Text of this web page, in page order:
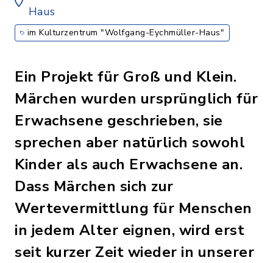
Haus
im Kulturzentrum "Wolfgang-Eychmüller-Haus"
Ein Projekt für Groß und Klein.
Märchen wurden ursprünglich für
Erwachsene geschrieben, sie
sprechen aber natürlich sowohl
Kinder als auch Erwachsene an.
Dass Märchen sich zur
Wertevermittlung für Menschen
in jedem Alter eignen, wird erst
seit kurzer Zeit wieder in unserer